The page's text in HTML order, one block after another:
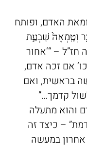
האדם, ופותח
וְטָֽמְאָה֙ שִׁבְעַ֣ת
חז”ל – “‘אחור
אם זכה אדם,
בראשית, ואם
קדמך…”
והוא מתעלה
– כיצד זה
במעשה